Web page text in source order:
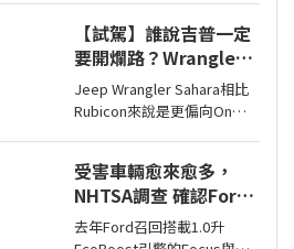
宣布全球累積銷量突破2,000
萬輛，也是第一家達此成績
的中國汽車品牌。
【試駕】誰說吉普一定
要開爛路？Wrangler
Sahara開在平路一樣
順！
Jeep Wrangler Sahara相比
Rubicon來說是更偏向On
但這不表示Sahara的越野能
力就比較弱，絕大多數的越
野路面Sahara還是可以輕鬆
通過，但就跟標題講的一
受害車輛愈來愈多，
NHTSA調查 確認Ford
1.0升EcoBoost引擎正
時皮帶會產生碎屑導致
去年Ford召回搭載1.0升